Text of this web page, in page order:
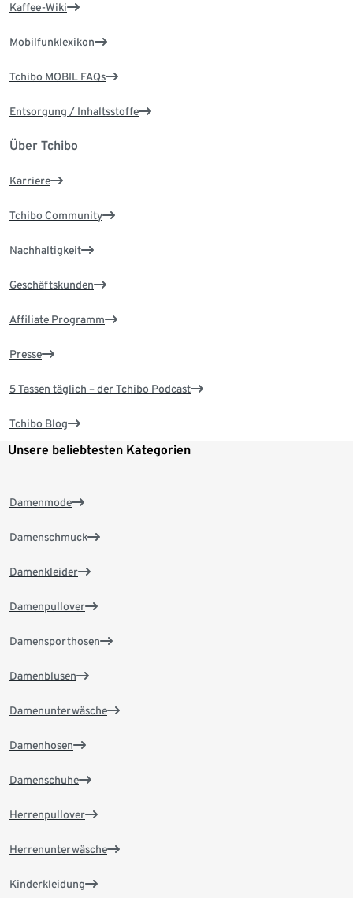
Kaffee-Wiki
Mobilfunklexikon
Tchibo MOBIL FAQs
Entsorgung / Inhaltsstoffe
Über Tchibo
Karriere
Tchibo Community
Nachhaltigkeit
Geschäftskunden
Affiliate Programm
Presse
5 Tassen täglich – der Tchibo Podcast
Tchibo Blog
Unsere beliebtesten Kategorien
Damenmode
Damenschmuck
Damenkleider
Damenpullover
Damensporthosen
Damenblusen
Damenunterwäsche
Damenhosen
Damenschuhe
Herrenpullover
Herrenunterwäsche
Kinderkleidung